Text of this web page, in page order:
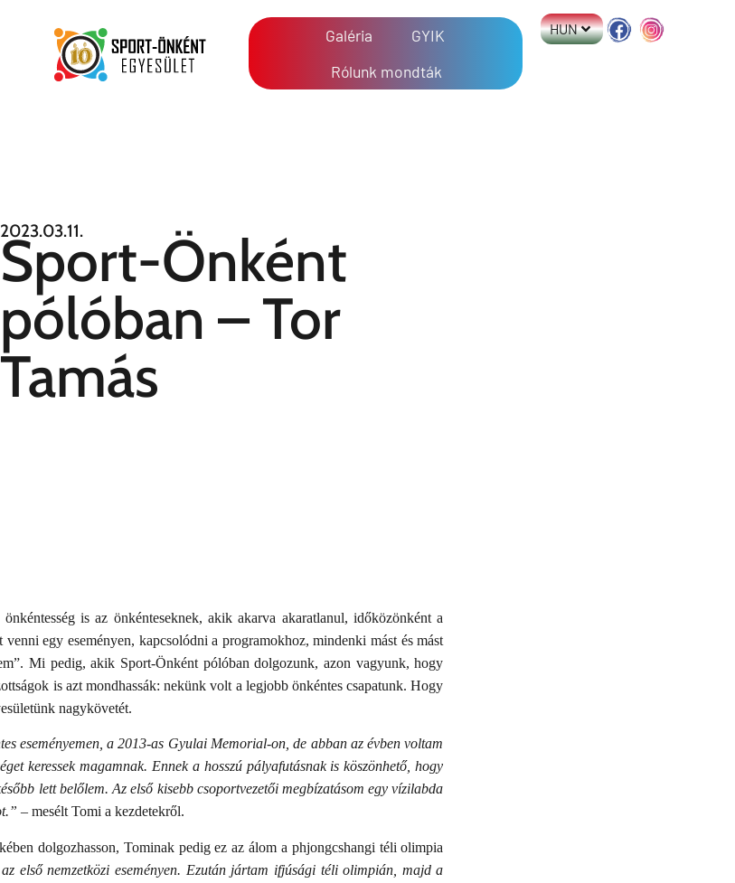
Galéria
GYIK
Rólunk mondták
HUN
2023.03.11.
Sport-Önként
pólóban – Tor
Tamás
is az önkénteseknek, akik akarva akaratlanul, időközönként a
egy eseményen, kapcsolódni a programokhoz, mindenki mást és mást
Mi pedig, akik Sport-Önként pólóban dolgozunk, azon vagyunk, hogy
is azt mondhassák: nekünk volt a legjobb önkéntes csapatunk. Hogy
nagykövetét.
eseményemen, a 2013-as Gyulai Memorial-on, de abban az évben voltam
keressek magamnak. Ennek a hosszú pályafutásnak is köszönhető, hogy
lett belőlem. Az első kisebb csoportvezetői megbízatásom egy vízilabda
– mesélt Tomi a kezdetekről.
dolgozhasson, Tominak pedig ez az álom a phjongcshangi téli olimpia
első nemzetközi eseményen. Ezután jártam ifjúsági téli olimpián, majd a